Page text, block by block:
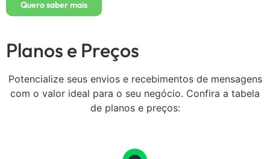
Quero saber mais
Planos e Preços
Potencialize seus envios e recebimentos de mensagens
com o valor ideal para o seu negócio. Confira a tabela
de planos e preços: